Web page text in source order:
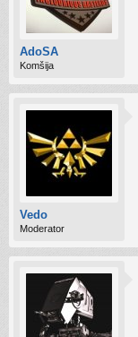
AdoSA
Komšija
Vedo
Moderator